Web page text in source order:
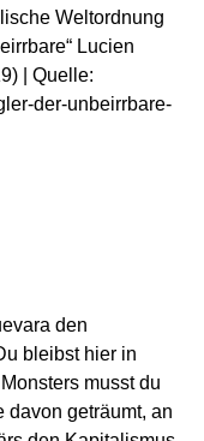
Weltordnung
Lucien
| Quelle:
der-unbeirrbare-
den
bleibst hier in
musst du
davon geträumt, an